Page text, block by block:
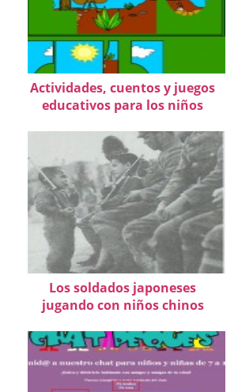
Actividades, cuentos y juegos
educativos para los niños
Los soldados japoneses
jugando con niños chinos